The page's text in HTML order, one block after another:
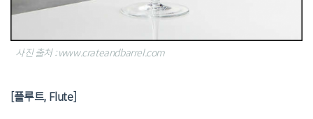
사진 출처 : www.crateandbarrel.com
[플루트, Flute]